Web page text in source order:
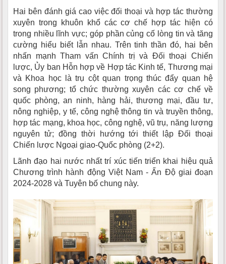
Hai bên đánh giá cao việc đối thoại và hợp tác thường
xuyên trong khuôn khổ các cơ chế hợp tác hiện có
trong nhiều lĩnh vực; góp phần củng cố lòng tin và tăng
cường hiểu biết lẫn nhau. Trên tinh thần đó, hai bên
nhấn mạnh Tham vấn Chính trị và Đối thoại Chiến
lược, Ủy ban Hỗn hợp về Hợp tác Kinh tế, Thương mại
và Khoa học là trụ cột quan trọng thúc đẩy quan hệ
song phương; tổ chức thường xuyên các cơ chế về
quốc phòng, an ninh, hàng hải, thương mại, đầu tư,
nông nghiệp, y tế, công nghệ thông tin và truyền thông,
hợp tác mạng, khoa học, công nghệ, vũ trụ, năng lượng
nguyên tử; đồng thời hướng tới thiết lập Đối thoại
Chiến lược Ngoại giao-Quốc phòng (2+2).
Lãnh đạo hai nước nhất trí xúc tiến triển khai hiệu quả
Chương trình hành động Việt Nam - Ấn Độ giai đoạn
2024-2028 và Tuyên bố chung này.